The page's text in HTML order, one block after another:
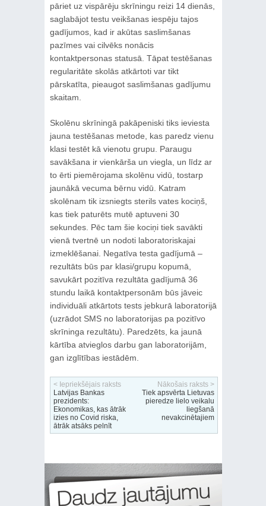
pāriet uz vispārēju skrīningu reizi 14 dienās,
saglabājot testu veikšanas iespēju tajos
gadījumos, kad ir akūtas saslimšanas
pazīmes vai cilvēks nonācis
kontaktpersonas statusā. Tāpat testēšanas
regularitāte skolās atkārtoti var tikt
pārskatīta, pieaugot saslimšanas gadījumu
skaitam.
Skolēnu skrīningā pakāpeniski tiks ieviesta
jauna testēšanas metode, kas paredz vienu
klasi testēt kā vienotu grupu. Paraugu
savākšana ir vienkārša un viegla, un līdz ar
to ērti piemērojama skolēnu vidū, tostarp
jaunākā vecuma bērnu vidū. Katram
skolēnam tik izsniegts sterils vates kociņš,
kas tiek paturēts mutē aptuveni 30
sekundes. Pēc tam šie kociņi tiek savākti
vienā tvertnē un nodoti laboratoriskajai
izmeklēšanai. Negatīva testa gadījumā –
rezultāts būs par klasi/grupu kopumā,
savukārt pozitīva rezultāta gadījumā 36
stundu laikā kontaktpersonām būs jāveic
individuāli atkārtots tests jebkurā laboratorijā
(uzrādot SMS no laboratorijas pa pozitīvo
skrīninga rezultātu). Paredzēts, ka jaunā
kārtība atvieglos darbu gan laboratorijām,
gan izglītības iestādēm.
< Iepriekšējais raksts
Latvijas Bankas
prezidents:
Ekonomikas, kas ātrāk
izies no Covid riska,
ātrāk atsāks pelnīt
Nākošais raksts >
Tiek apsvērta Lietuvas
pieredze lielo veikalu
liegšanā
nevakcinētajiem